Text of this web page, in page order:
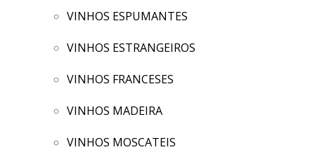
VINHOS ESPUMANTES
VINHOS ESTRANGEIROS
VINHOS FRANCESES
VINHOS MADEIRA
VINHOS MOSCATEIS